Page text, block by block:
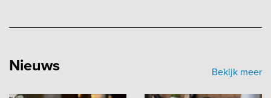
Nieuws Bekijk meer